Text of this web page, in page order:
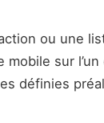
ou une
sur
définies